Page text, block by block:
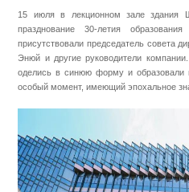
15 июля в лекционном зале здания
празднование 30-летия образования
присутствовали председатель совета
Энюй и другие руководители
оделись в синюю форму и образовали
особый момент, имеющий эпохальное